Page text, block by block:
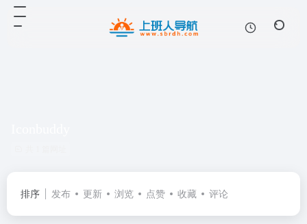
排序 发布 更新 浏览 点赞 收藏 评论